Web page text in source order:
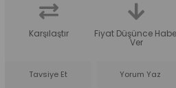
Karşılaştır Fiyat Düşünce
Ver
Tavsiye Et Yorum Yaz